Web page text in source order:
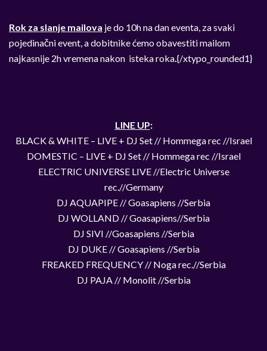
Rok za slanje mailova je do 10h na dan eventa, za svaki
pojedinačni event, a dobitnike ćemo obavestiti mailom
najkasnije 2h vremena nakon isteka roka.{/xtypo_rounded1}
LINE UP:
BLACK & WHITE – LIVE + DJ Set // Hommega rec //Israel
DOMESTIC – LIVE + DJ Set // Hommega rec //Israel
ELECTRIC UNIVERSE LIVE //Electric Universe
rec.//Germany
DJ AQUAPIPE // Goasapiens //Serbia
DJ WOLLAND // Goasapiens//Serbia
DJ SIVI //Goasapiens //Serbia
DJ DUKE // Goasapiens //Serbia
FREAKED FREQUENCY // Noga rec.//Serbia
DJ PAJA // Monolit //Serbia